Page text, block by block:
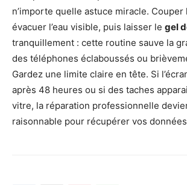
n’importe quelle astuce miracle. Couper
évacuer l’eau visible, puis laisser le gel
tranquillement : cette routine sauve la
des téléphones éclaboussés ou
Gardez une limite claire en tête. Si
après 48 heures ou si des taches
vitre, la réparation professionnelle
raisonnable pour récupérer vos